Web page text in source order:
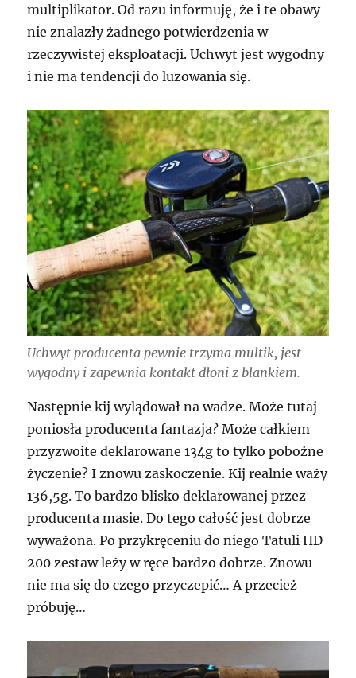
multiplikator. Od razu informuję, że i te obawy
nie znalazły żadnego potwierdzenia w
rzeczywistej eksploatacji. Uchwyt jest wygodny
i nie ma tendencji do luzowania się.
Uchwyt producenta pewnie trzyma multik, jest
wygodny i zapewnia kontakt dłoni z blankiem.
Następnie kij wylądował na wadze. Może tutaj
poniosła producenta fantazja? Może całkiem
przyzwoite deklarowane 134g to tylko pobożne
życzenie? I znowu zaskoczenie. Kij realnie waży
136,5g. To bardzo blisko deklarowanej przez
producenta masie. Do tego całość jest dobrze
wyważona. Po przykręceniu do niego Tatuli HD
200 zestaw leży w ręce bardzo dobrze. Znowu
nie ma się do czego przyczepić… A przecież
próbuję…